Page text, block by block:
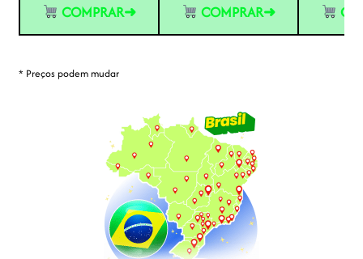
COMPRAR➜ COMPRAR➜
* Preços podem mudar